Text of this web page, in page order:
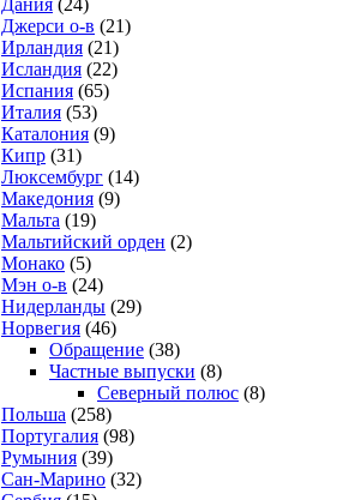
Джерси о-в (21)
Ирландия (21)
Исландия (22)
Испания (65)
Италия (53)
Каталония (9)
Кипр (31)
Люксембург (14)
Македония (9)
Мальта (19)
Мальтийский орден (2)
Монако (5)
Мэн о-в (24)
Нидерланды (29)
Норвегия (46)
Обращение (38)
Частные выпуски (8)
Северный полюс (8)
Польша (258)
Португалия (98)
Румыния (39)
Сан-Марино (32)